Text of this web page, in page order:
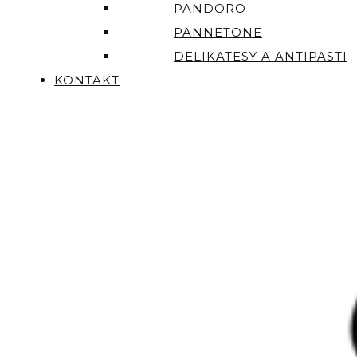
PANDORO
PANNETONE
DELIKATESY A ANTIPASTI
KONTAKT